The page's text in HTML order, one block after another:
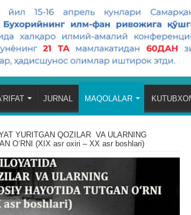
JURNAL MAQOLALAR
YURITGAN QOZILAR VA ULARNING
OʻRNI (XIX asr oxiri – XX asr boshlari)